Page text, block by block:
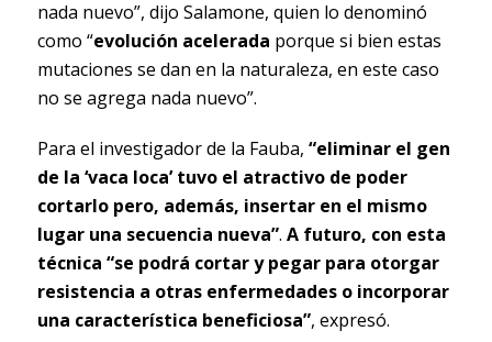
nada nuevo”, dijo Salamone, quien lo denominó
como “evolución acelerada porque si bien estas
mutaciones se dan en la naturaleza, en este caso
no se agrega nada nuevo”.
Para el investigador de la Fauba, “eliminar el gen
de la ‘vaca loca’ tuvo el atractivo de poder
cortarlo pero, además, insertar en el mismo
lugar una secuencia nueva”. A futuro, con esta
técnica “se podrá cortar y pegar para otorgar
resistencia a otras enfermedades o incorporar
una característica beneficiosa”, expresó.